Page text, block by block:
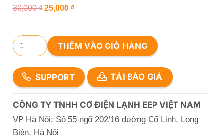
30,000₫ Giá
gốc
30,000 ₫.
25,000 ₫Giá
hiện
là:
25,000 ₫.
Ty
ren
M12-
2m
số
lượng
THÊM VÀO GIỎ HÀNG
SUPPORT TẢI BÁO GIÁ
CÔNG TY TNHH CƠ ĐIỆN LẠNH EEP VIỆT NAM
VP Hà Nội: Số 55 ngõ 202/16 đường Cổ Linh, Long
Biên, Hà Nội